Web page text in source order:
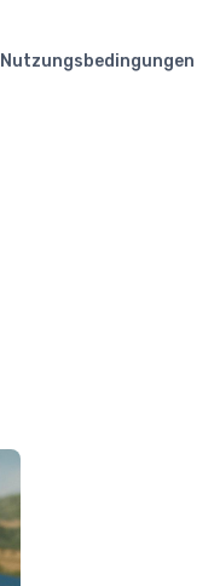
Nutzungsbedingungen